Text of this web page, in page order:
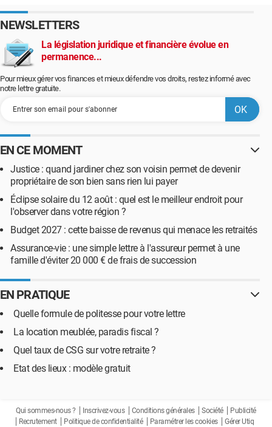
NEWSLETTERS
La législation juridique et financière évolue en
permanence...
Pour mieux gérer vos finances et mieux défendre vos droits, restez informé avec
notre lettre gratuite.
EN CE MOMENT
Justice : quand jardiner chez son voisin permet de devenir
propriétaire de son bien sans rien lui payer
Éclipse solaire du 12 août : quel est le meilleur endroit pour
l'observer dans votre région ?
Budget 2027 : cette baisse de revenus qui menace les retraités
Assurance-vie : une simple lettre à l'assureur permet à une
famille d'éviter 20 000 € de frais de succession
EN PRATIQUE
Quelle formule de politesse pour votre lettre
La location meublée, paradis fiscal ?
Quel taux de CSG sur votre retraite ?
Etat des lieux : modèle gratuit
Qui sommes-nous ? Inscrivez-vous Conditions générales Société
Publicité
Recrutement
Politique de confidentialité Paramétrer les cookies Gérer Utiq